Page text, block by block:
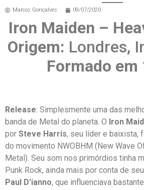
Marcos Gonçalves 09/07/2020
Iron Maiden –
Origem: Londres,
Formado em
Release: Simplesmente uma das
banda de Metal do planeta. O Iron
por Steve Harris, seu líder e baixista,
do movimento NWOBHM (New Wave
Metal). Seu som nos primórdios tinha
Punk Rock, ainda mais por conta de
Paul D’ianno, que influenciava